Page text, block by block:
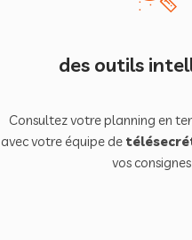
des outils
Consultez votre planning en
avec votre équipe de
vos consignes